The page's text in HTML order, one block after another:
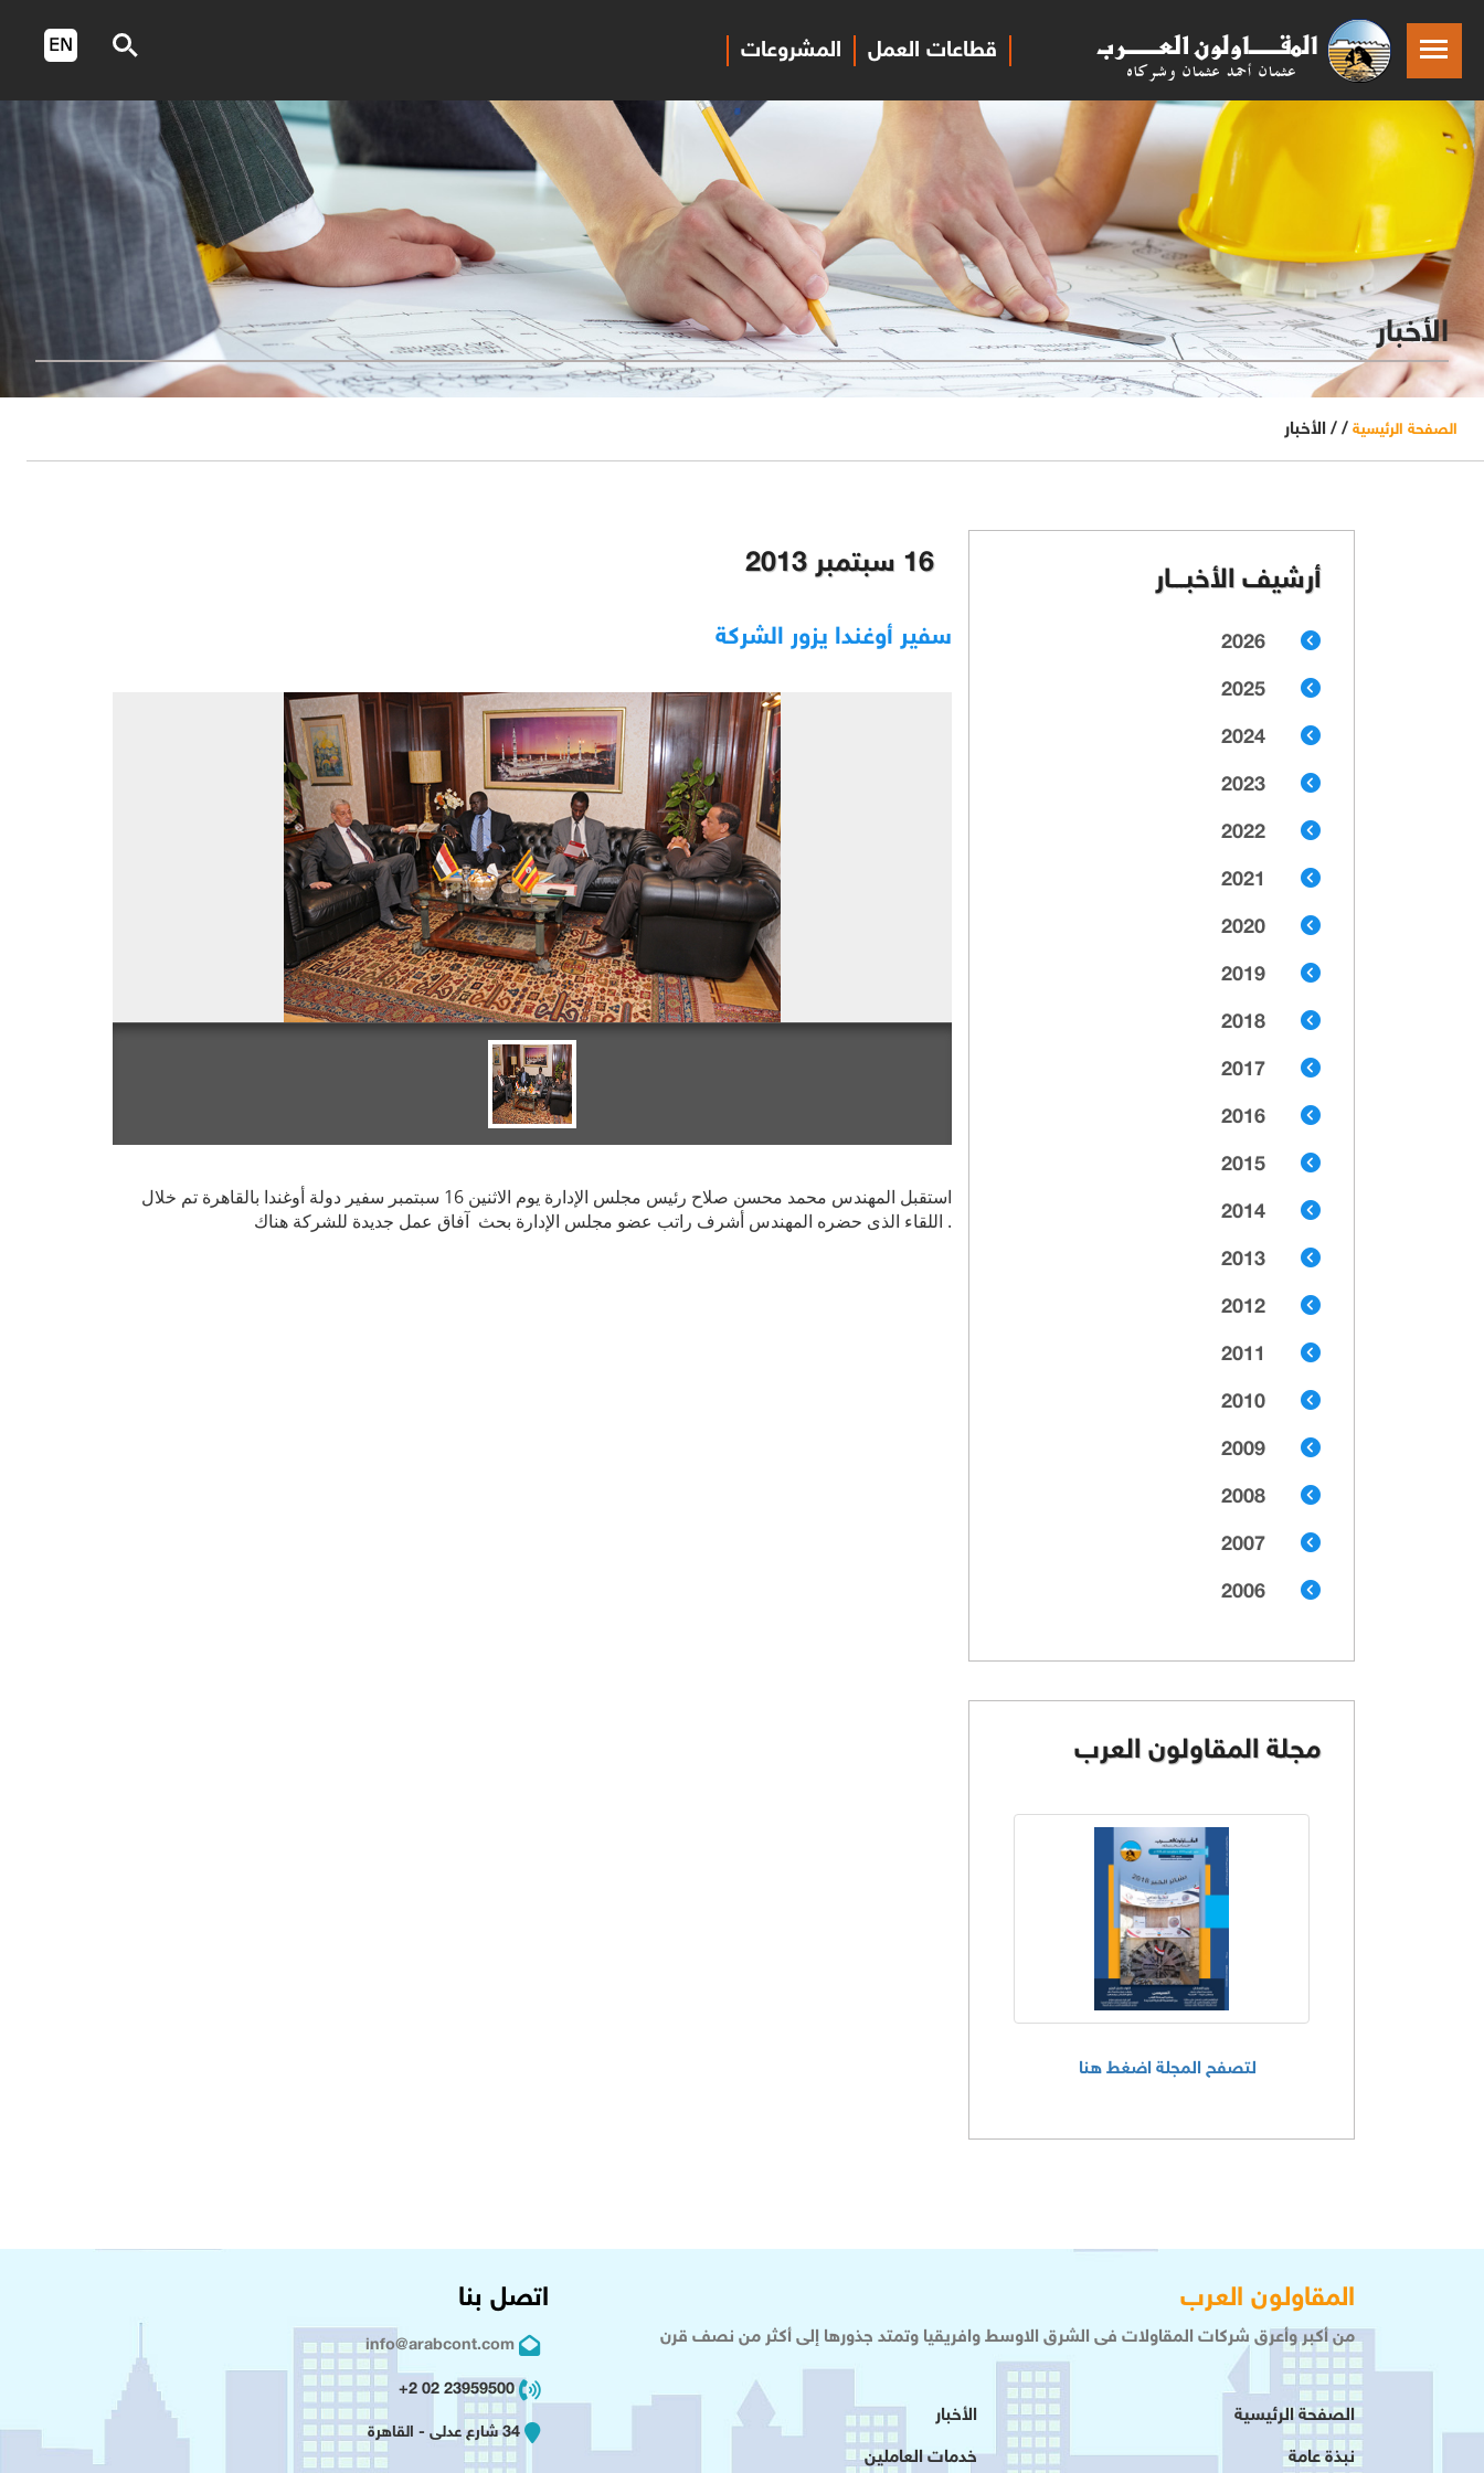
المشروعات قطاعات العمل
الأخبار
الصفحة الرئيسية / / الأخبار
16 سبتمبر 2013
سفير أوغندا يزور الشركة
استقبل المهندس محمد محسن صلاح رئيس مجلس الإدارة يوم الاثنين 16 سبتمبر سفير دولة أوغندا بالقاهرة تم خلال
اللقاء الذى حضره المهندس أشرف راتب عضو مجلس الإدارة بحث آفاق عمل جديدة للشركة هناك .
أرشيف الأخبـــار
2026
2025
2024
2023
2022
2021
2020
2019
2018
2017
2016
2015
2014
2013
2012
2011
2010
2009
2008
2007
2006
مجلة المقاولون العرب
لتصفح المجلة اضغط هنا
المقاولون العرب
من أكبر وأعرق شركات المقاولات فى الشرق الاوسط وافريقيا وتمتد جذورها إلى أكثر من نصف قرن
الصفحة الرئيسية
نبذة عامة
الأخبار
خدمات العاملين
اتصل بنا
info@arabcont.com
23959500 02 2+
34 شارع عدلى - القاهرة